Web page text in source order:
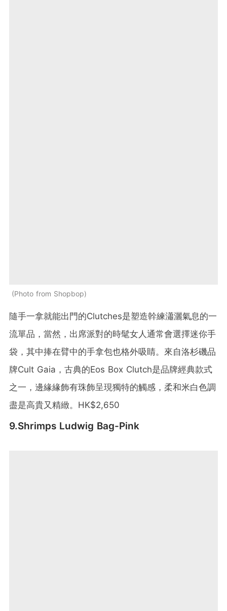
Photo from Shopbop
隨手一拿就能出門的Clutches是塑造幹練瀟灑氣息的一
流單品，當然，出席派對的時髦女人通常會選擇迷你手
袋，其中捧在臂中的手拿包也格外吸睛。來自洛杉磯品
牌Cult Gaia，古典的Eos Box Clutch是品牌經典款式
之一，邊緣緣飾有珠飾呈現獨特的觸感，柔和米白色調
盡是高貴又精緻。HK$‌2,650
9.Shrimps Ludwig Bag-Pink